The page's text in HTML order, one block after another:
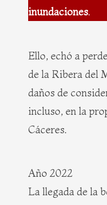
inundaciones.
Ello, echó a
de la Ribera del
daños de
incluso, en la
Cáceres.
Año 2022
La llegada de la